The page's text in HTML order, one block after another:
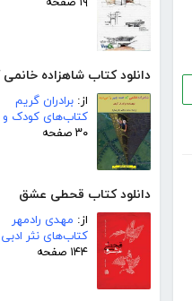
دانلود کتاب شاهزاده
از: برادران گریم
کتاب‌های کودک و
۳۰ صفحه
دانلود کتاب قحطی عشق
از: مهدی رادمهر
کتاب‌های نثر ادبی
۱۴۴ صفحه